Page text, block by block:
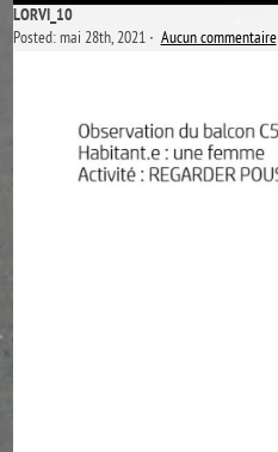
LORVI_10
Posted: mai 28th, 2021 ˑAucun commentaire